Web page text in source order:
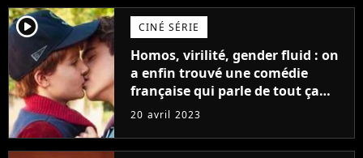
player2 CINÉ SÉRIE
Homos, virilité, gender fluid : on
a enfin trouvé une comédie
française qui parle de tout ça
sans être super ringarde
20 avril 2023